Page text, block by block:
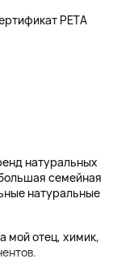
PETA
натуральных
семейная
натуральные
мой отец, химик,